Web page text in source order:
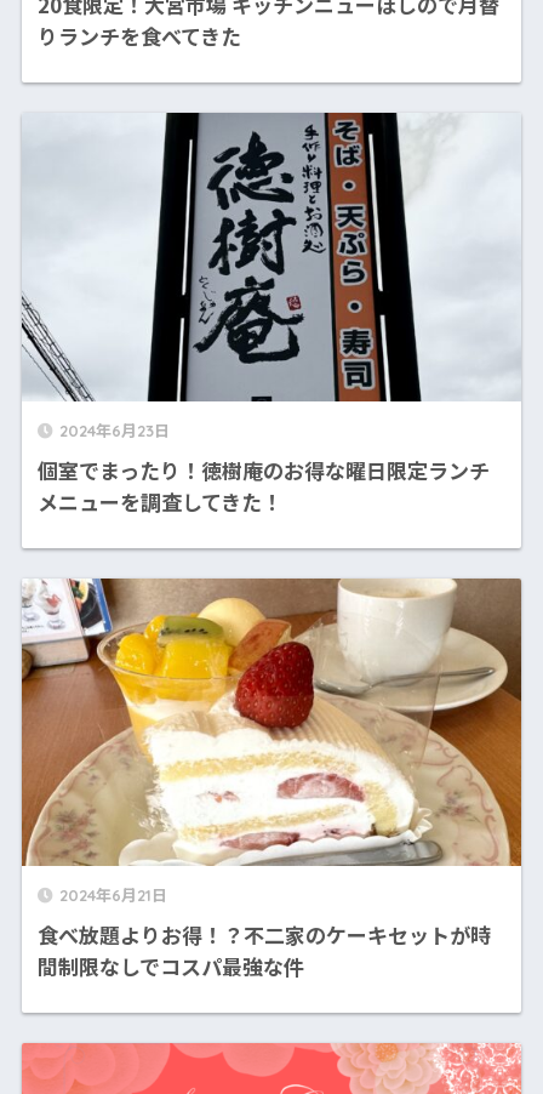
りランチを食べてきた
2024年6月23日
個室でまったり！徳樹庵のお得な曜日限定ランチ
メニューを調査してきた！
2024年6月21日
食べ放題よりお得！？不二家のケーキセットが時
間制限なしでコスパ最強な件